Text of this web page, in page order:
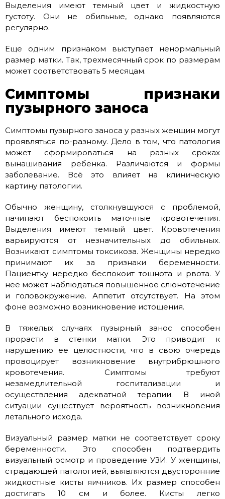
Выделения имеют темный цвет и жидкостную
густоту. Они не обильные, однако появляются
регулярно.
Еще одним признаком выступает ненормальный
размер матки. Так, трехмесячный срок по размерам
может соответствовать 5 месяцам.
Симптомы признаки
пузырного заноса
Симптомы пузырного заноса у разных женщин могут
проявляться по-разному. Дело в том, что патология
может сформироваться на разных сроках
вынашивания ребенка. Различаются и формы
заболевание. Всё это влияет на клиническую
картину патологии.
Обычно женщину, столкнувшуюся с проблемой,
начинают беспокоить маточные кровотечения.
Выделения имеют темный цвет. Кровотечения
варьируются от незначительных до обильных.
Возникают симптомы токсикоза. Женщины нередко
принимают их за признаки беременности.
Пациентку нередко беспокоит тошнота и рвота. У
неё может наблюдаться повышенное слюнотечение
и головокружение. Аппетит отсутствует. На этом
фоне возможно возникновение истощения.
В тяжелых случаях пузырный занос способен
прорасти в стенки матки. Это приводит к
нарушению ее целостности, что в свою очередь
провоцирует возникновение внутрибрюшного
кровотечения. Симптомы требуют
незамедлительной госпитализации и
осуществления адекватной терапии. В иной
ситуации существует вероятность возникновения
летального исхода.
Визуальный размер матки не соответствует сроку
беременности. Это способен подтвердить
визуальный осмотр и проведение УЗИ. У женщины,
страдающей патологией, выявляются двусторонние
жидкостные кисты яичников. Их размер способен
достигать 10 см и более. Кисты легко